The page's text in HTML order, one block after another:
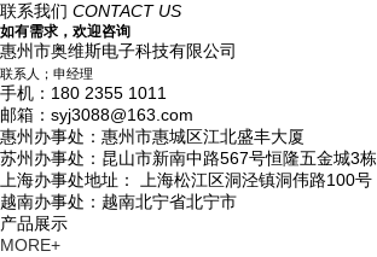
联系我们 CONTACT US
如有需求，欢迎咨询
惠州市奥维斯电子科技有限公司
联系人；申经理
手机：180 2355 1011
邮箱：syj3088@163.com
惠州办事处：惠州市惠城区江北盛丰大厦
苏州办事处：昆山市新南中路567号恒隆五金城3栋
上海办事处地址： 上海松江区洞泾镇洞伟路100号
越南办事处：越南北宁省北宁市
产品展示
MORE+